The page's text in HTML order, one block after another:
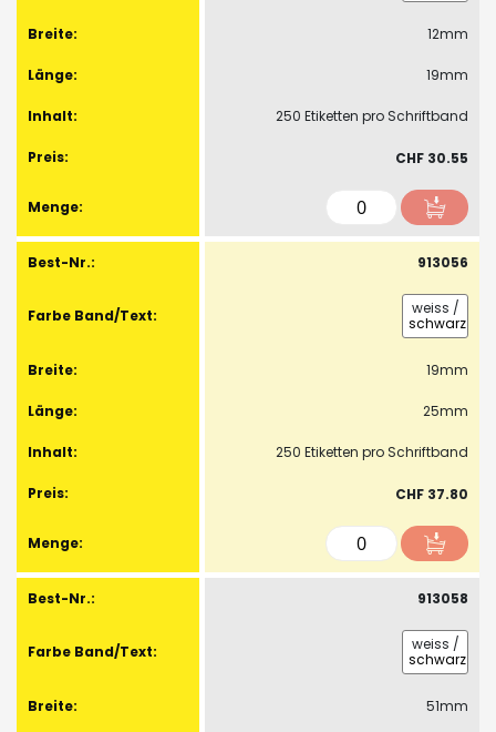
12mm
19mm
250 Etiketten pro Schriftband
CHF 30.55
913056
weiss /
schwarz
19mm
25mm
250 Etiketten pro Schriftband
CHF 37.80
913058
weiss /
schwarz
51mm